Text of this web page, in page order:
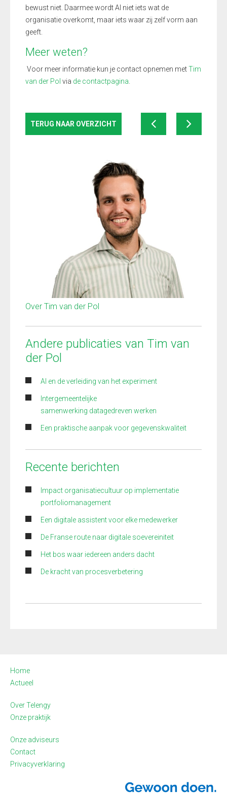
bewust niet. Daarmee wordt AI niet iets wat de
organisatie overkomt, maar iets waar zij zelf vorm aan
geeft.
Meer weten?
Voor meer informatie kun je contact opnemen metTim
van der Pol via de contactpagina
TERUG NAAR OVERZICHT
Over Tim van der Pol
Andere publicaties van Tim van
der Pol
AI en de verleiding van het experiment
Intergemeentelijke
samenwerking datagedreven werken
Een praktische aanpak voor gegevenskwaliteit
Recente berichten
Impact organisatiecultuur op implementatie
portfoliomanagement
Een digitale assistent voor elke medewerker
De Franse route naar digitale soevereiniteit
Het bos waar iedereen anders dacht
De kracht van procesverbetering
Home
Actueel
Over Telengy
Onze praktijk
Onze adviseurs
Contact
Privacyverklaring